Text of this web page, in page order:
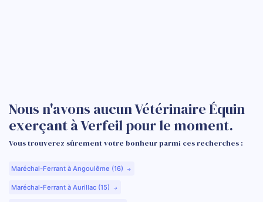
Nous n'avons aucun Vétérinaire Équin
exerçant à Verfeil pour le moment.
Vous trouverez sûrement votre bonheur parmi ces recherches :
Maréchal-Ferrant à Angoulême (16)
Maréchal-Ferrant à Aurillac (15)